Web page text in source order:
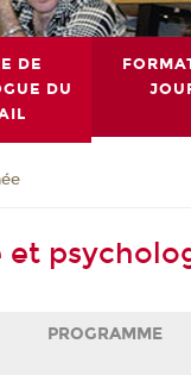
DE
DU
et
PROGRAMME